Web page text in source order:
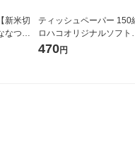
新米切
なつぼ
ティッシュペーパー 150
ロハコオリジナルソフト
ックティッシュ フィオナ
470円